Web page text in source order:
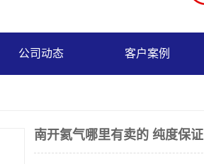
公司动态 客户案例
南开氦气哪里有卖的 纯度保证